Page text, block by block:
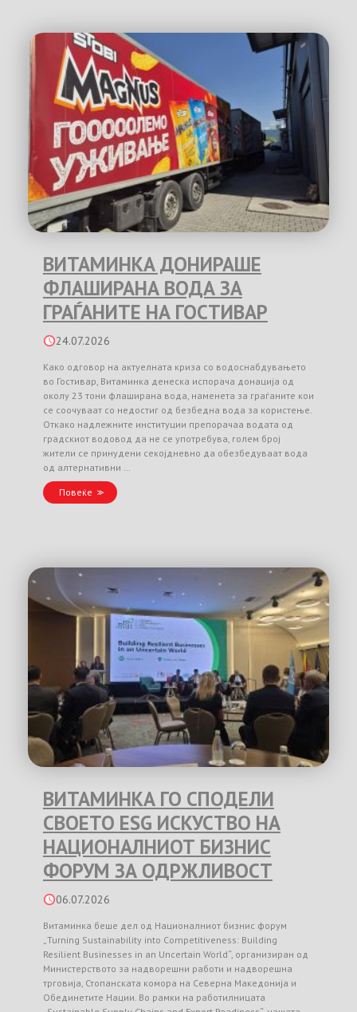
ВИТАМИНКА ДОНИРАШЕ
ФЛАШИРАНА ВОДА ЗА
ГРАЃАНИТЕ НА ГОСТИВАР
24.07.2026
Како одговор на актуелната криза со водоснабдувањето
во Гостивар, Витаминка денеска испорача донација од
околу 23 тони флаширана вода, наменета за граѓаните кои
се соочуваат со недостиг од безбедна вода за користење.
Откако надлежните институции препорачаа водата од
градскиот водовод да не се употребува, голем број
жители се принудени секојдневно да обезбедуваат вода
од алтернативни …
Повеќе
ВИТАМИНКА ГО СПОДЕЛИ
СВОЕТО ESG ИСКУСТВО НА
НАЦИОНАЛНИОТ БИЗНИС
ФОРУМ ЗА ОДРЖЛИВОСТ
06.07.2026
Витаминка беше дел од Националниот бизнис форум
„Turning Sustainability into Competitiveness: Building
Resilient Businesses in an Uncertain World“, организиран од
Министерството за надворешни работи и надворешна
трговија, Стопанската комора на Северна Македонија и
Обединетите Нации. Во рамки на работилницата